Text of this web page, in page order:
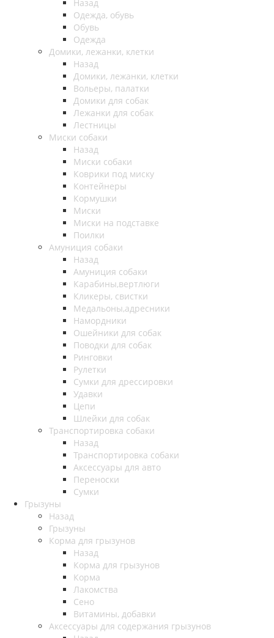
Назад
Одежда, обувь
Обувь
Одежда
Домики, лежанки, клетки
Назад
Домики, лежанки, клетки
Вольеры, палатки
Домики для собак
Лежанки для собак
Лестницы
Миски собаки
Назад
Миски собаки
Коврики под миску
Контейнеры
Кормушки
Миски
Миски на подставке
Поилки
Амуниция собаки
Назад
Амуниция собаки
Карабины,вертлюги
Кликеры, свистки
Медальоны,адресники
Намордники
Ошейники для собак
Поводки для собак
Ринговки
Рулетки
Сумки для дрессировки
Удавки
Цепи
Шлейки для собак
Транспортировка собаки
Назад
Транспортировка собаки
Аксессуары для авто
Переноски
Сумки
Грызуны
Назад
Грызуны
Корма для грызунов
Назад
Корма для грызунов
Корма
Лакомства
Сено
Витамины, добавки
Аксессуары для содержания грызунов